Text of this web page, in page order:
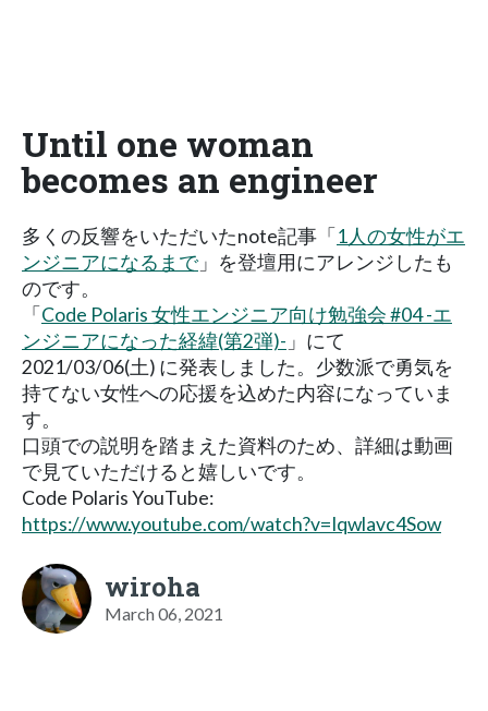
Until one woman
becomes an engineer
多くの反響をいただいたnote記事「1人の女性がエ
ンジニアになるまで」を登壇用にアレンジしたも
のです。
「Code Polaris 女性エンジニア向け勉強会 #04 -エ
ンジニアになった経緯(第2弾)- 」にて
2021/03/06(土) に発表しました。少数派で勇気を
持てない女性への応援を込めた内容になっていま
す。
口頭での説明を踏まえた資料のため、詳細は動画
で見ていただけると嬉しいです。
Code Polaris YouTube:
https://www.youtube.com/watch?v=Iqwlavc4Sow
wiroha
March 06, 2021